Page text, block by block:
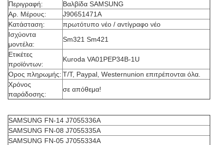
Περιγραφή:
Βαλβίδα SAMSUNG
Αρ. Μέρους:
J90651471A
Κατάσταση:
πρωτότυπο νέο / αντίγραφο νέο
Ισχύοντα
μοντέλα:
Sm321 Sm421
Ετικέτες
προϊόντων:
Kuroda VA01PEP34B-1U
Ορος πληρωμής: T/T, Paypal, Westernunion επιτρέπονται όλα.
Χρόνος
παράδοσης:
σε απόθεμα!
SAMSUNG FN-14 J7055336A
SAMSUNG FN-08 J7055335A
SAMSUNG FN-05 J7055334A